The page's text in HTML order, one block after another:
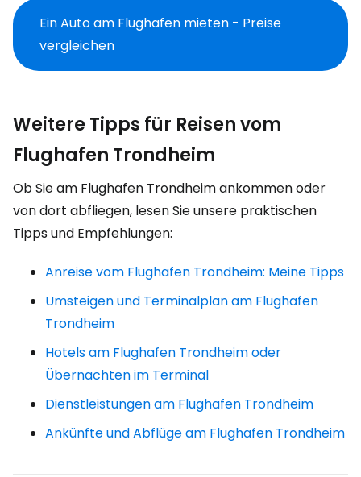
Ein Auto am Flughafen mieten - Preise
vergleichen
Weitere Tipps für Reisen vom
Flughafen Trondheim
Ob Sie am Flughafen Trondheim ankommen oder
von dort abfliegen, lesen Sie unsere praktischen
Tipps und Empfehlungen:
Anreise vom Flughafen Trondheim: Meine Tipps
Umsteigen und Terminalplan am Flughafen
Trondheim
Hotels am Flughafen Trondheim oder
Übernachten im Terminal
Dienstleistungen am Flughafen Trondheim
Ankünfte und Abflüge am Flughafen Trondheim